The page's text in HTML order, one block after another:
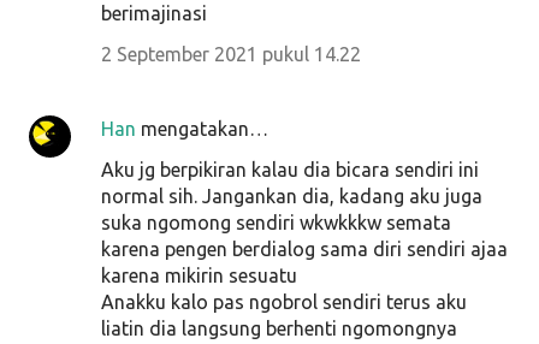
berimajinasi
2 September 2021 pukul 14.22
Han mengatakan…
Aku jg berpikiran kalau dia bicara sendiri ini
normal sih. Jangankan dia, kadang aku juga
suka ngomong sendiri wkwkkkw semata
karena pengen berdialog sama diri sendiri ajaa
karena mikirin sesuatu
Anakku kalo pas ngobrol sendiri terus aku
liatin dia langsung berhenti ngomongnya